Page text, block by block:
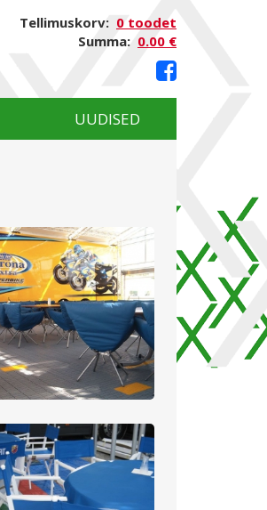
Tellimuskorv: 0 toodet
Summa: 0.00 €
UUDISED